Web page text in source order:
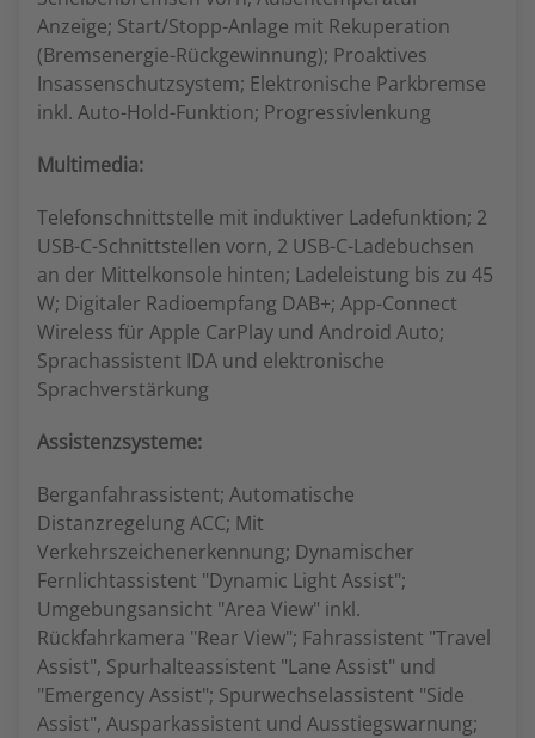
Anzeige; Start/Stopp-Anlage mit Rekuperation
(Bremsenergie-Rückgewinnung); Proaktives
Insassenschutzsystem; Elektronische Parkbremse
inkl. Auto-Hold-Funktion; Progressivlenkung
Multimedia:
Telefonschnittstelle mit induktiver Ladefunktion; 2
USB-C-Schnittstellen vorn, 2 USB-C-Ladebuchsen
an der Mittelkonsole hinten; Ladeleistung bis zu 45
W; Digitaler Radioempfang DAB+; App-Connect
Wireless für Apple CarPlay und Android Auto;
Sprachassistent IDA und elektronische
Sprachverstärkung
Assistenzsysteme:
Berganfahrassistent; Automatische
Distanzregelung ACC; Mit
Verkehrszeichenerkennung; Dynamischer
Fernlichtassistent "Dynamic Light Assist";
Umgebungsansicht "Area View" inkl.
Rückfahrkamera "Rear View"; Fahrassistent "Travel
Assist", Spurhalteassistent "Lane Assist" und
"Emergency Assist"; Spurwechselassistent "Side
Assist", Ausparkassistent und Ausstiegswarnung;